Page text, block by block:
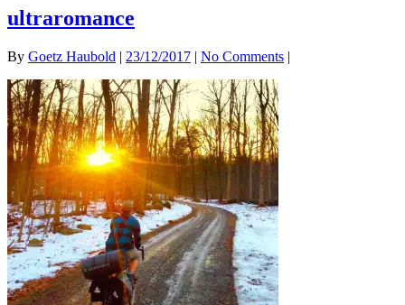
ultraromance
By Goetz Haubold | 23/12/2017 | No Comments |